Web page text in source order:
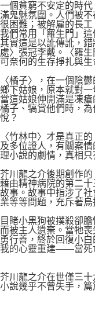
一個貧窮不安定的時
滿鬼魅氛圍。人們被
很困難；被解雇的長
我們常用「羅生門」
其實這是以訛傳訛，
處〉張冠李戴。〈羅
可奈何的生存掙扎與生
〈橘子〉，在一個陰
鄉下姑娘，原本就對
當這姑娘伸開滿是凍
橘子、犒賞他們時，
悅？
〈竹林中〉才是真正
及多位證人，有關案
理小說的劇情，真相
芥川龍之介後期創作
藉由精神病院的第二
故事。故事中指涉了
業等等問題，充斥著烏
目睹小黑狗被撲殺卻
而被主人遺棄。當牠
勇行善，終於回復小
我的心靈重建——當死
芥川龍之介在世僅三
小說幾乎不曾失手，